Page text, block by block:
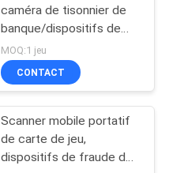
caméra de tisonnier de
banque/dispositifs de
fraude de tisonnier gris
MOQ:1 jeu
CONTACT
Scanner mobile portatif
de carte de jeu,
dispositifs de fraude de